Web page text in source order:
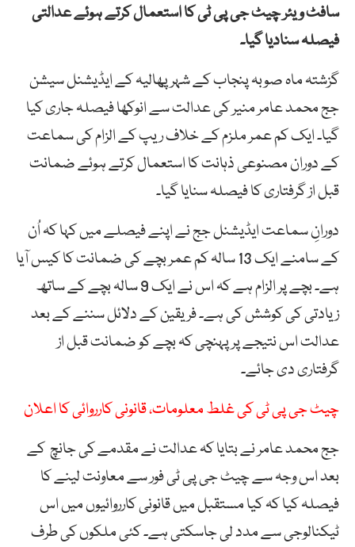
سافٹ ویئر چیٹ جی پی ٹی کا استعمال کرتے ہوئے عدالتی
فیصلہ سنادیا گیا۔
گزشتہ ماہ صوبہ پنجاب کے شہر پھالیہ کے ایڈیشنل سیشن
جج محمد عامر منیر کی عدالت سے انوکھا فیصلہ جاری کیا
گیا۔ ایک کم عمر ملزم کے خلاف ریپ کے الزام کی سماعت
کے دوران مصنوعی ذہانت کا استعمال کرتے ہوئے ضمانت
قبل از گرفتاری کا فیصلہ سنایا گیا۔
دورانِ سماعت ایڈیشنل جج نے اپنے فیصلے میں کہا کہ اُن
کے سامنے ایک 13 سالہ کم عمر بچے کی ضمانت کا کیس آیا
ہے۔ بچے پر الزام ہے کہ اس نے ایک 9 سالہ بچے کے ساتھ
زیادتی کی کوشش کی ہے۔ فریقین کے دلائل سننے کے بعد
عدالت اس نتیجے پر پہنچی کہ بچے کو ضمانت قبل از
گرفتاری دی جائے۔
چیٹ جی پی ٹی کی غلط معلومات، قانونی کارروائی کا اعلان
جج محمد عامر نے بتایا کہ عدالت نے مقدمے کی جانچ کے
بعد اس وجہ سے چیٹ جی پی ٹی فور سے معاونت لینے کا
فیصلہ کیا کہ کیا مستقبل میں قانونی کارروائیوں میں اس
ٹیکنالوجی سے مدد لی جاسکتی ہے۔ کئی ملکوں کی طرف